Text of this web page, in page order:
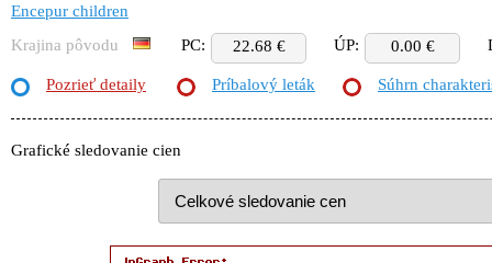
Encepur children
Krajina pôvodu
PC: 22.68 € ÚP: 0.00 €
Pozrieť detaily Príbalový leták Súhrn
Grafické sledovanie cien